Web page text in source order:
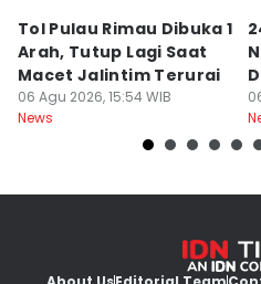
Tol Pulau Rimau Dibuka 1
Arah, Tutup Lagi Saat
Macet Jalintim Terurai
06 Agu 2026, 15:54 WIB
News